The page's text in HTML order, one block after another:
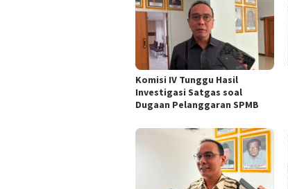
Komisi IV Tunggu Hasil
Investigasi Satgas soal
Dugaan Pelanggaran SPMB